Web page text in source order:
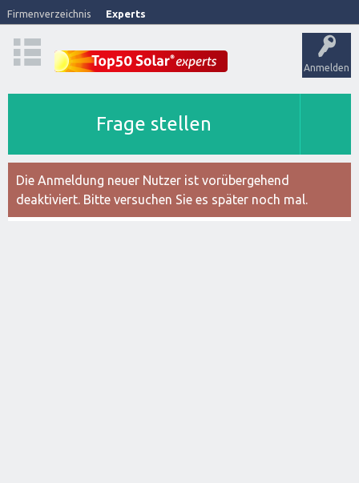
Firmenverzeichnis Experts
Anmelden
Frage stellen
Die Anmeldung neuer Nutzer ist vorübergehend
deaktiviert. Bitte versuchen Sie es später noch mal.